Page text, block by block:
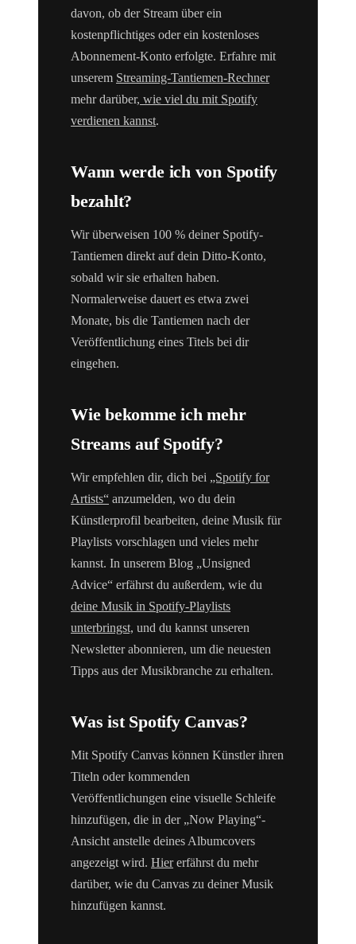
davon, ob der Stream über ein
kostenpflichtiges oder ein kostenloses
Abonnement-Konto erfolgte. Erfahre mit
unserem Streaming-Tantiemen-Rechner
mehr darüber, wie viel du mit Spotify
verdienen kannst.
Wann werde ich von Spotify
bezahlt?
Wir überweisen 100 % deiner Spotify-
Tantiemen direkt auf dein Ditto-Konto,
sobald wir sie erhalten haben.
Normalerweise dauert es etwa zwei
Monate, bis die Tantiemen nach der
Veröffentlichung eines Titels bei dir
eingehen.
Wie bekomme ich mehr
Streams auf Spotify?
Wir empfehlen dir, dich bei „Spotify for
Artists“ anzumelden, wo du dein
Künstlerprofil bearbeiten, deine Musik für
Playlists vorschlagen und vieles mehr
kannst. In unserem Blog „Unsigned
Advice“ erfährst du außerdem, wie du
deine Musik in Spotify-Playlists
unterbringst, und du kannst unseren
Newsletter abonnieren, um die neuesten
Tipps aus der Musikbranche zu erhalten.
Was ist Spotify Canvas?
Mit Spotify Canvas können Künstler ihren
Titeln oder kommenden
Veröffentlichungen eine visuelle Schleife
hinzufügen, die in der „Now Playing“-
Ansicht anstelle deines Albumcovers
angezeigt wird. Hiererfährst du mehr
darüber, wie du Canvas zu deiner Musik
hinzufügen kannst.